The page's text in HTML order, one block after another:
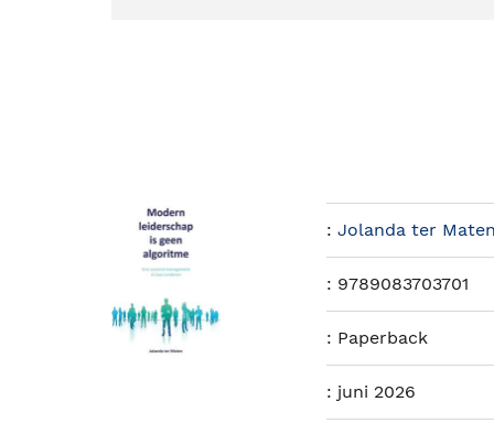
: Jolanda ter Maten
: 9789083703701
: Paperback
: juni 2026